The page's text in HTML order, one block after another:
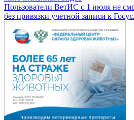
Пользователи ВетИС с 1 июля не
без привязки учетной записи к